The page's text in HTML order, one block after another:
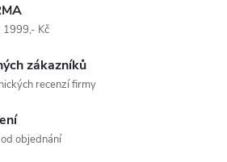
1999,- Kč
zákazníků
recenzí firmy
objednání